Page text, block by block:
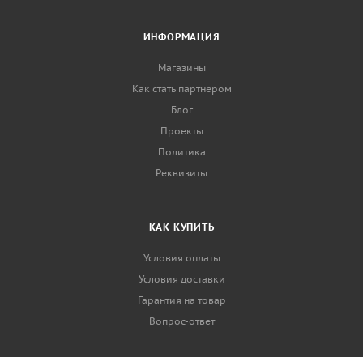
ИНФОРМАЦИЯ
Магазины
Как стать партнером
Блог
Проекты
Политика
Реквизиты
КАК КУПИТЬ
Условия оплаты
Условия доставки
Гарантия на товар
Вопрос-ответ